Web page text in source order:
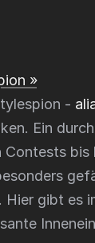
»
-
Ein
Contests bis
Hier gibt es